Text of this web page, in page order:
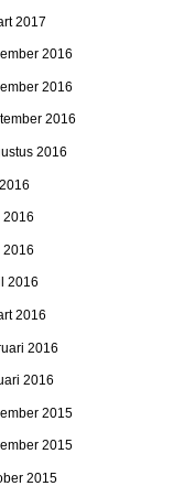
2017
2016
2016
2016
2016
2016
2016
2016
2016
2016
2016
2015
2015
2015